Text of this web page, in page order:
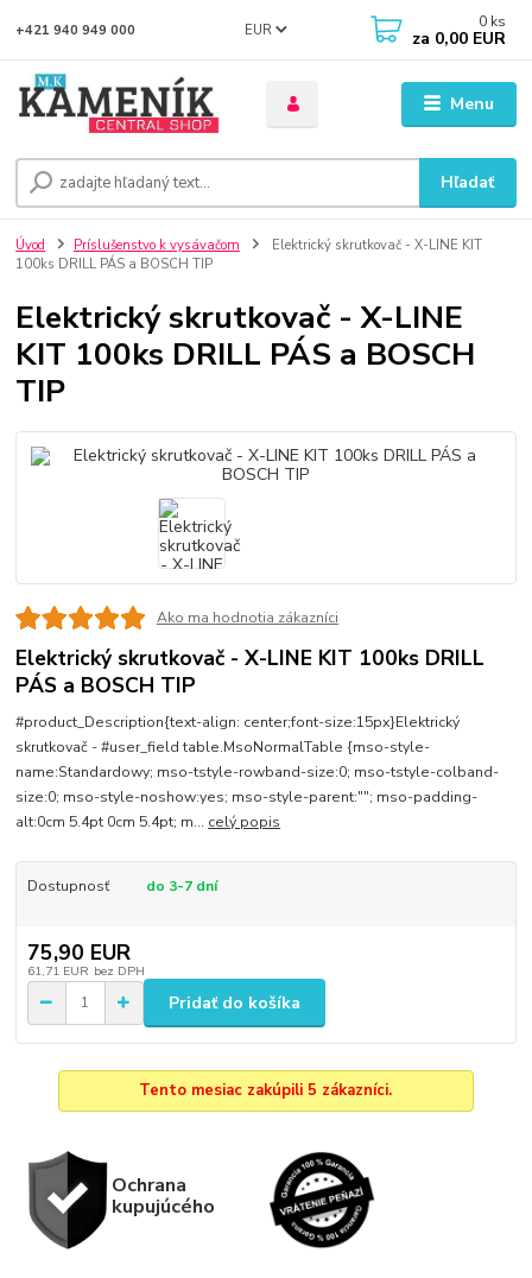
Menu
EUR
Hľadať
+421 940 949 000 0 ks
za 0,00 EUR
Úvod Príslušenstvo k vysávačom
Elektrický skrutkovač - X-LINE KIT
100ks DRILL PÁS a BOSCH TIP
Elektrický skrutkovač - X-LINE
KIT 100ks DRILL PÁS a BOSCH
TIP
Ako ma hodnotia zákazníci
Elektrický skrutkovač - X-LINE KIT 100ks DRILL
PÁS a BOSCH TIP
#product_Description{text-align: center;font-size:15px}Elektrický
skrutkovač - #user_field table.MsoNormalTable {mso-style-
name:Standardowy; mso-tstyle-rowband-size:0; mso-tstyle-colband-
size:0; mso-style-noshow:yes; mso-style-parent:""; mso-padding-
alt:0cm 5.4pt 0cm 5.4pt; m... celý popis
Dostupnosť do 3-7 dní
75,90 EUR
61,71 EUR bez DPH
Pridať do košíka
Tento mesiac zakúpili 5 zákazníci.
Ochrana
kupujúcého